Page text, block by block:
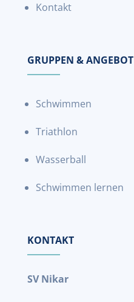
Kontakt
GRUPPEN & ANGEBOT
Schwimmen
Triathlon
Wasserball
Schwimmen lernen
KONTAKT
SV Nikar